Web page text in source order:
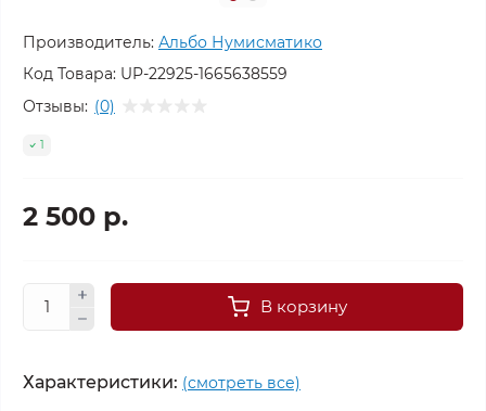
Производитель: Альбо Нумисматико
Код Товара: UP-22925-1665638559
Отзывы: (0)
1
2 500 р.
В корзину
Характеристики: (смотреть все)